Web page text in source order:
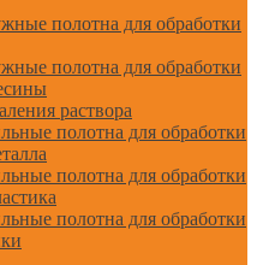
полотна для обработки
полотна для обработки
раствора
полотна для обработки
полотна для обработки
полотна для обработки